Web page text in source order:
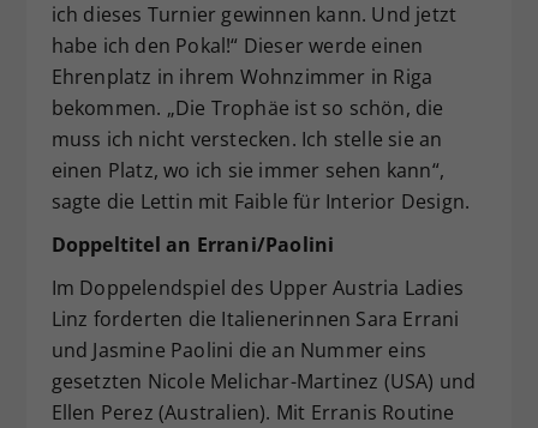
ich dieses Turnier gewinnen kann. Und jetzt
habe ich den Pokal!“ Dieser werde einen
Ehrenplatz in ihrem Wohnzimmer in Riga
bekommen. „Die Trophäe ist so schön, die
muss ich nicht verstecken. Ich stelle sie an
einen Platz, wo ich sie immer sehen kann“,
sagte die Lettin mit Faible für Interior Design.
Doppeltitel an Errani/Paolini
Im Doppelendspiel des Upper Austria Ladies
Linz forderten die Italienerinnen Sara Errani
und Jasmine Paolini die an Nummer eins
gesetzten Nicole Melichar-Martinez (USA) und
Ellen Perez (Australien). Mit Erranis Routine